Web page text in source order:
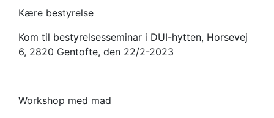
Kære bestyrelse
Kom til bestyrelsesseminar i DUI-hytten, Horsevej
6, 2820 Gentofte, den 22/2-2023
Workshop med mad